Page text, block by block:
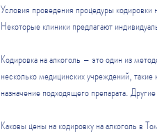
Условия проведения процедуры кодировки
Некоторые клиники предлагают
Кодировка на алкоголь – это один из
несколько медицинских учреждений,
назначение подходящего препарата.
Каковы цены на кодировку на алкоголь в